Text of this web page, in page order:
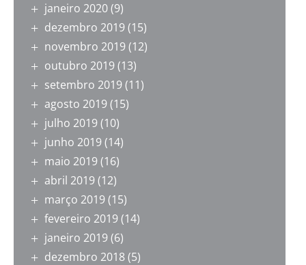
janeiro 2020(9)
dezembro 2019(15)
novembro 2019(12)
outubro 2019(13)
setembro 2019(11)
agosto 2019(15)
julho 2019(10)
junho 2019(14)
maio 2019(16)
abril 2019(12)
março 2019(15)
fevereiro 2019(14)
janeiro 2019(6)
dezembro 2018(5)